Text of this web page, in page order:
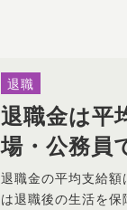
退職
退職金は平
場・公務員
退職金の平均支給
は退職後の生活を